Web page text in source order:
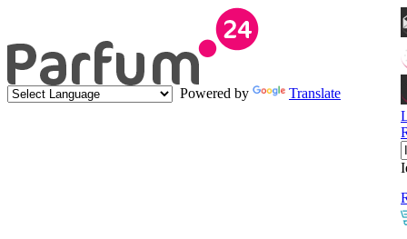
Powered by
Translate